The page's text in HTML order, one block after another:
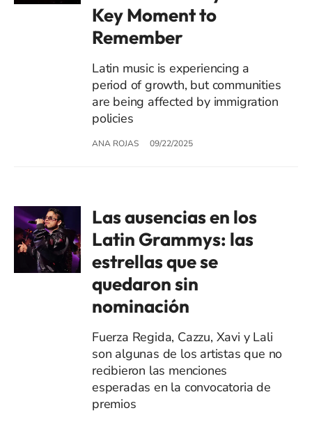
Key Moment to
Remember
Latin music is experiencing a
period of growth, but communities
are being affected by immigration
policies
ANA ROJAS 09/22/2025
Las ausencias en los
Latin Grammys: las
estrellas que se
quedaron sin
nominación
Fuerza Regida, Cazzu, Xavi y Lali
son algunas de los artistas que no
recibieron las menciones
esperadas en la convocatoria de
premios